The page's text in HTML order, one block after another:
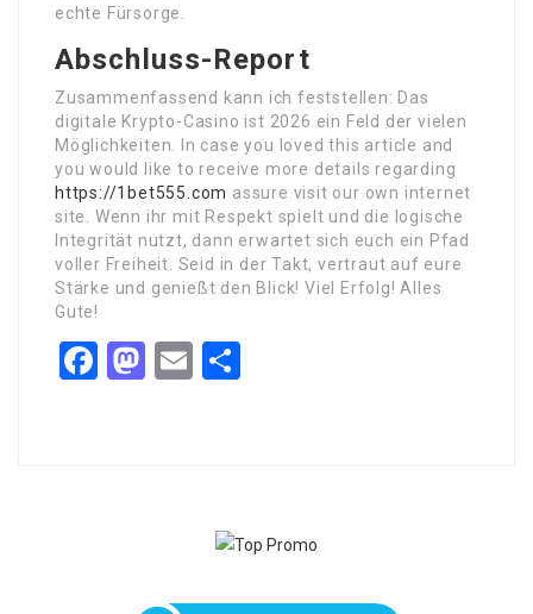
echte Fürsorge.
Abschluss-Report
Zusammenfassend kann ich feststellen: Das
digitale Krypto-Casino ist 2026 ein Feld der vielen
Möglichkeiten. In case you loved this article and
you would like to receive more details regarding
https://1bet555.com assure visit our own internet
site. Wenn ihr mit Respekt spielt und die logische
Integrität nutzt, dann erwartet sich euch ein Pfad
voller Freiheit. Seid in der Takt, vertraut auf eure
Stärke und genießt den Blick! Viel Erfolg! Alles
Gute!
Facebook
Mastodon
Email